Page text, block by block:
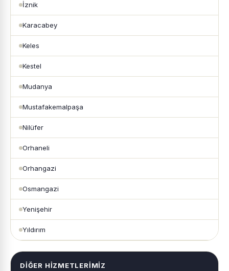
İznik
Karacabey
Keles
Kestel
Mudanya
Mustafakemalpaşa
Nilüfer
Orhaneli
Orhangazi
Osmangazi
Yenişehir
Yıldırım
DIĞER HIZMETLERIMIZ